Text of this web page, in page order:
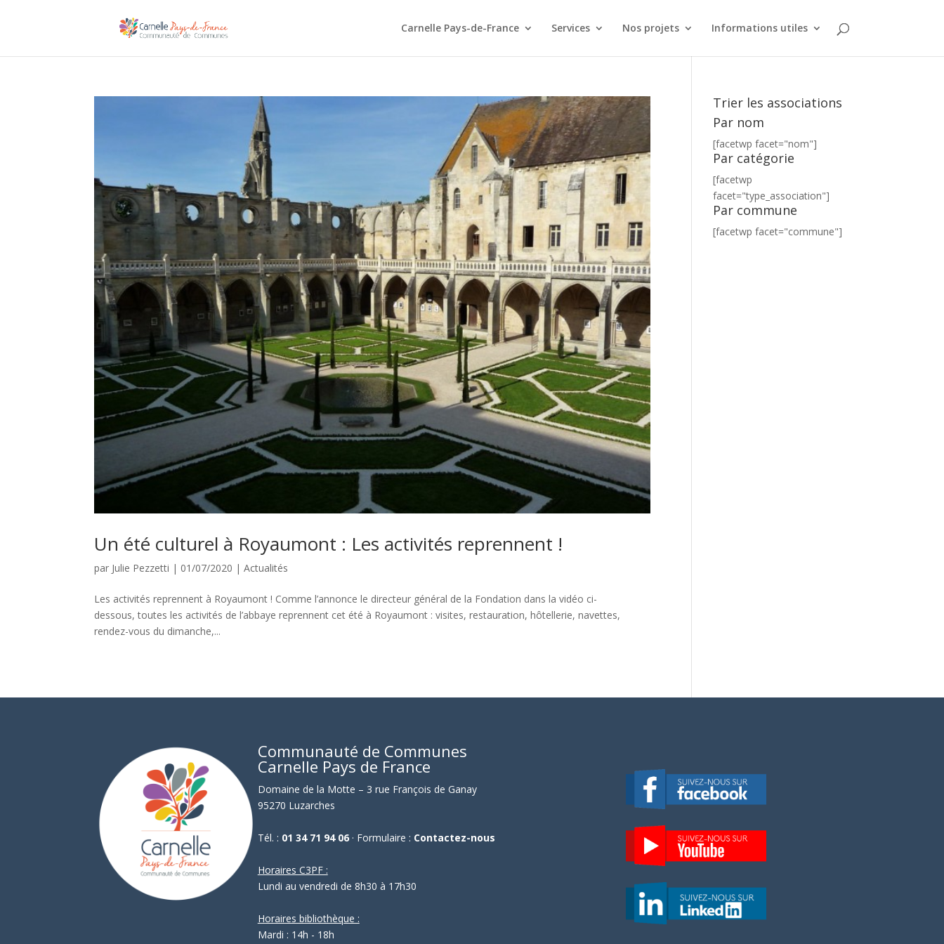
Carnelle Pays-de-France Services Nos projets Informations utiles
Un été culturel à Royaumont : Les activités reprennent !
par Julie Pezzetti | 01/07/2020 |Actualités
Les activités reprennent à Royaumont ! Comme l’annonce le directeur général de la Fondation dans la vidéo ci-
dessous, toutes les activités de l’abbaye reprennent cet été à Royaumont : visites, restauration, hôtellerie, navettes,
rendez-vous du dimanche,...
Trier les associations
Par nom
[facetwp facet="nom"]
Par catégorie
[facetwp
facet="type_association"]
Par commune
[facetwp facet="commune"]
Communauté de Communes
Carnelle Pays de France
Domaine de la Motte – 3 rue François de Ganay
95270 Luzarches
Tél. : 01 34 71 94 06· Formulaire : Contactez-nous
Horaires C3PF :
Lundi au vendredi de 8h30 à 17h30
Horaires bibliothèque :
Mardi : 14h - 18h